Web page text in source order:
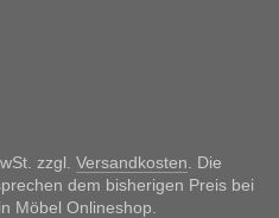
zzgl. Versandkosten . Die
dem bisherigen Preis bei
Möbel Onlineshop.